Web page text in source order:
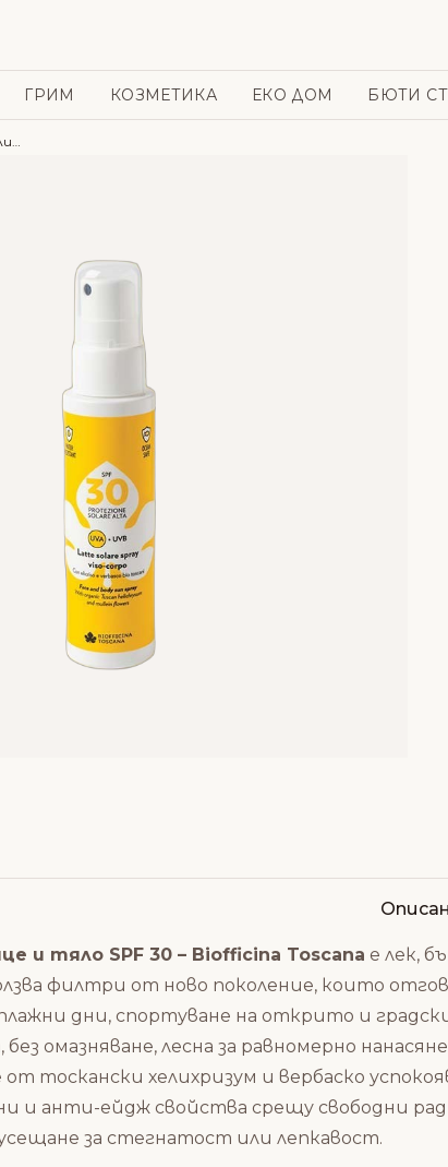
ГРИМ КОЗМЕТИКА ЕКО ДОМ БЮТИ
Слънцезащитен спрей за лице и тяло SPF 30 – Biofficina Toscana
и тяло SPF 30 – Biofficina Toscana е лек,
филтри от ново поколение, които
дни, спортуване на открито и
омазняване, лесна за равномерно
тоскански хелихризум и вербаско
и анти-ейдж свойства срещу свободни
усещане за стегнатост или лепкавост.